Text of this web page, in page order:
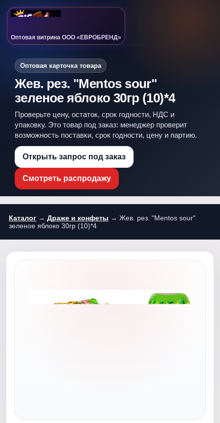
Оптовая витрина ООО «ЕВРОБРЕНД»
Оптовая карточка товара
Жев. рез. "Mentos sour"
зеленое яблоко 30гр (10)*4
Проверьте цену, остаток, срок годности, НДС и
упаковку. Это товар под заказ: менеджер проверит
возможность поставки, срок годности, цену и партию.
Открыть запрос под заказ
Смотреть распродажу
Каталог → Драже и конфеты → Жев. рез. "Mentos sour"
зеленое яблоко 30гр (10)*4